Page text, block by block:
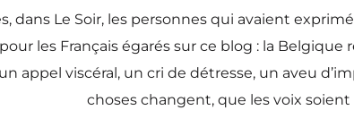
dans Le Soir, les personnes qui avaient
les Français égarés sur ce blog : la
appel viscéral, un cri de détresse, un aveu
choses changent, que les voix